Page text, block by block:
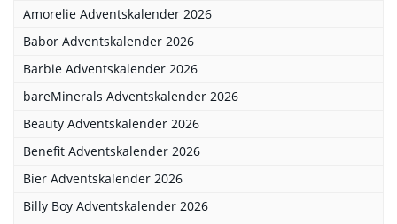
Amorelie Adventskalender 2026
Babor Adventskalender 2026
Barbie Adventskalender 2026
bareMinerals Adventskalender 2026
Beauty Adventskalender 2026
Benefit Adventskalender 2026
Bier Adventskalender 2026
Billy Boy Adventskalender 2026